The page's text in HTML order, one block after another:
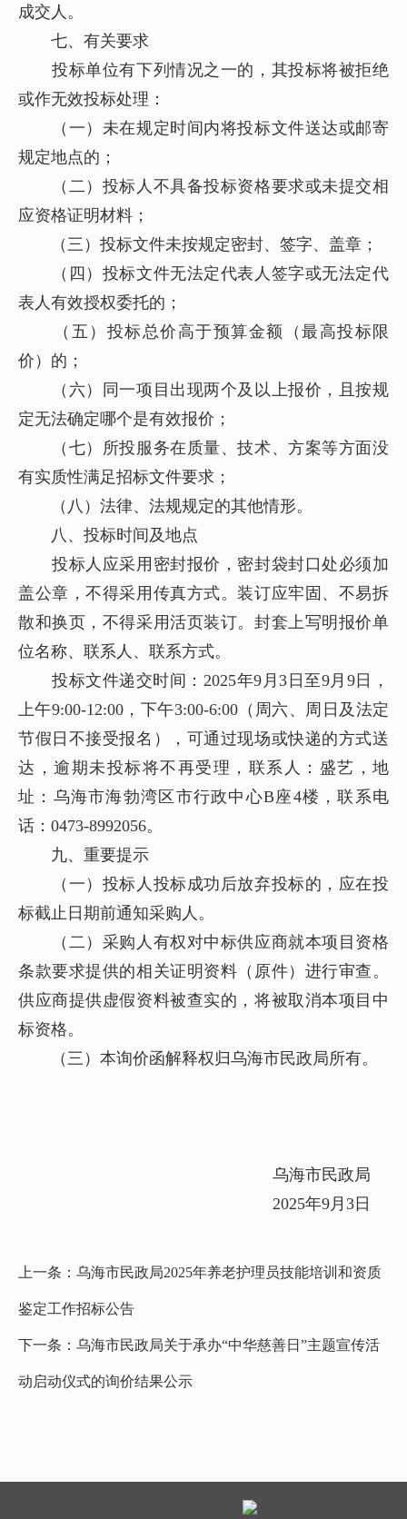
成交人。
七、有关要求
投标单位有下列情况之一的，其投标将被拒绝
或作无效投标处理：
（一）未在规定时间内将投标文件送达或邮寄
规定地点的；
（二）投标人不具备投标资格要求或未提交相
应资格证明材料；
（三）投标文件未按规定密封、签字、盖章；
（四）投标文件无法定代表人签字或无法定代
表人有效授权委托的；
（五）投标总价高于预算金额（最高投标限
价）的；
（六）同一项目出现两个及以上报价，且按规
定无法确定哪个是有效报价；
（七）所投服务在质量、技术、方案等方面没
有实质性满足招标文件要求；
（八）法律、法规规定的其他情形。
八、投标时间及地点
投标人应采用密封报价，密封袋封口处必须加
盖公章，不得采用传真方式。装订应牢固、不易拆
散和换页，不得采用活页装订。封套上写明报价单
位名称、联系人、联系方式。
投标文件递交时间：2025年9月3日至9月9日，
上午9:00-12:00，下午3:00-6:00（周六、周日及法定
节假日不接受报名），可通过现场或快递的方式送
达，逾期未投标将不再受理，联系人：盛艺，地
址：乌海市海勃湾区市行政中心B座4楼，联系电
话：0473-8992056。
九、重要提示
（一）投标人投标成功后放弃投标的，应在投
标截止日期前通知采购人。
（二）采购人有权对中标供应商就本项目资格
条款要求提供的相关证明资料（原件）进行审查。
供应商提供虚假资料被查实的，将被取消本项目中
标资格。
（三）本询价函解释权归乌海市民政局所有。
乌海市民政局
2025年9月3日
上一条： 乌海市民政局2025年养老护理员技能培训和资质
鉴定工作招标公告
下一条： 乌海市民政局关于承办“中华慈善日”主题宣传活
动启动仪式的询价结果公示